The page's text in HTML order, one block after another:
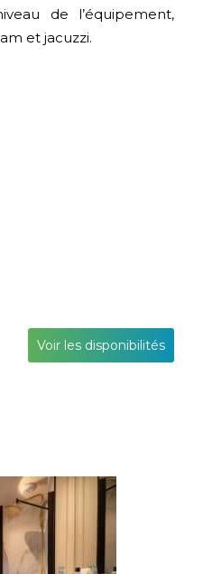
de l’équipement,
et jacuzzi.
Voir les disponibilités